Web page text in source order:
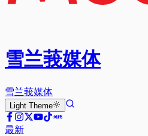
雪兰莪媒体
雪兰莪媒体
Light Theme
最新